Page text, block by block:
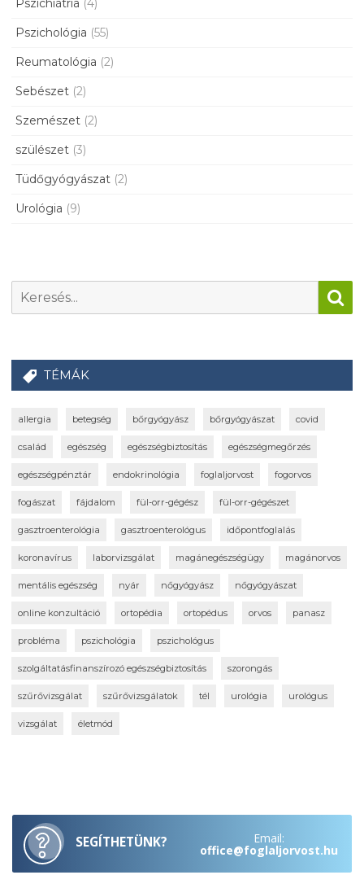
Pszichiátria (4)
Pszichológia (55)
Reumatológia (2)
Sebészet (2)
Szemészet (2)
szülészet (3)
Tüdőgyógyászat (2)
Urológia (9)
TÉMÁK
allergia betegség bőrgyógyász bőrgyógyászat covid
család egészség egészségbiztosítás egészségmegőrzés
egészségpénztár endokrinológia foglaljorvost fogorvos
fogászat fájdalom fül-orr-gégész fül-orr-gégészet
gasztroenterológia gasztroenterológus időpontfoglalás
koronavírus laborvizsgálat magánegészségügy magánorvos
mentális egészség nyár nőgyógyász nőgyógyászat
online konzultáció ortopédia ortopédus orvos panasz
probléma pszichológia pszichológus
szolgáltatásfinanszírozó egészségbiztosítás szorongás
szűrővizsgálat szűrővizsgálatok tél urológia urológus
vizsgálat életmód
SEGÍTHETÜNK? Email:
office@foglaljorvost.hu